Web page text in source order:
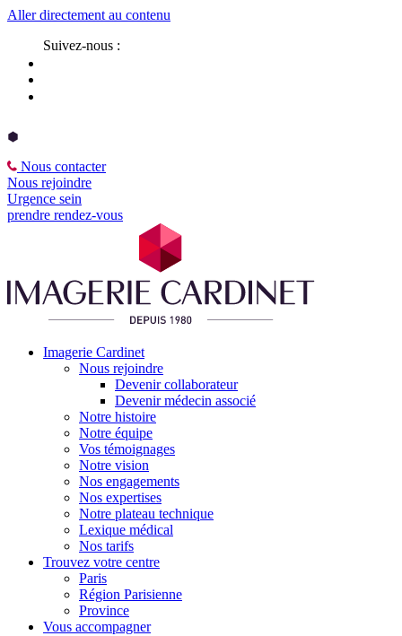
Aller directement au contenu
Suivez-nous :
Nous contacter
Nous rejoindre
Urgence sein
prendre rendez-vous
Imagerie Cardinet
Nous rejoindre
Devenir collaborateur
Devenir médecin associé
Notre histoire
Notre équipe
Vos témoignages
Notre vision
Nos engagements
Nos expertises
Notre plateau technique
Lexique médical
Nos tarifs
Trouvez votre centre
Paris
Région Parisienne
Province
Vous accompagner